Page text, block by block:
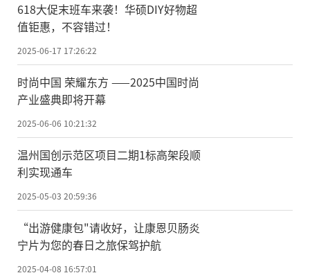
618大促末班车来袭！华硕DIY好物超
值钜惠，不容错过！
2025-06-17 17:26:22
时尚中国 荣耀东方 ——2025中国时尚
产业盛典即将开幕
2025-06-06 10:21:32
温州国创示范区项目二期1标高架段顺
利实现通车
2025-05-03 20:59:36
“出游健康包"请收好，让康恩贝肠炎
宁片为您的春日之旅保驾护航
2025-04-08 16:57:01